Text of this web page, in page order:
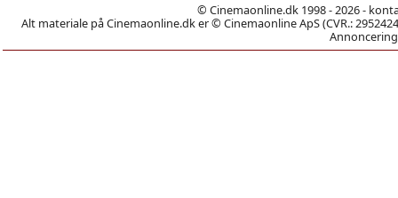
© Cinemaonline.dk 1998 - 2026 -
Alt materiale på Cinemaonline.dk er © Cinemaonline ApS (CVR.: